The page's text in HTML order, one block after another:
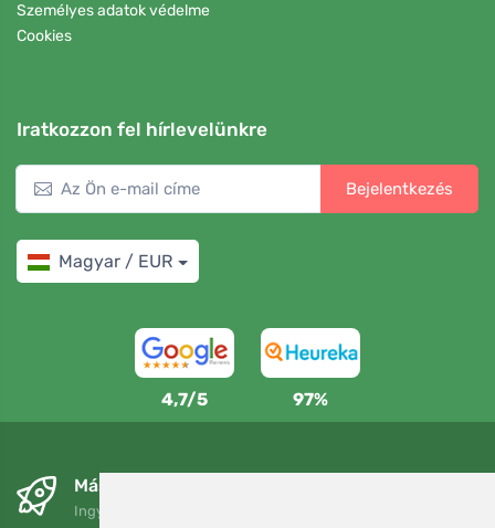
Személyes adatok védelme
Cookies
Iratkozzon fel hírlevelünkre
Bejelentkezés
Magyar / EUR
4,7/5 97%
Másnapra és ingyenesen
Ingyenes szállítás a következő összeg felett: 80 EUR